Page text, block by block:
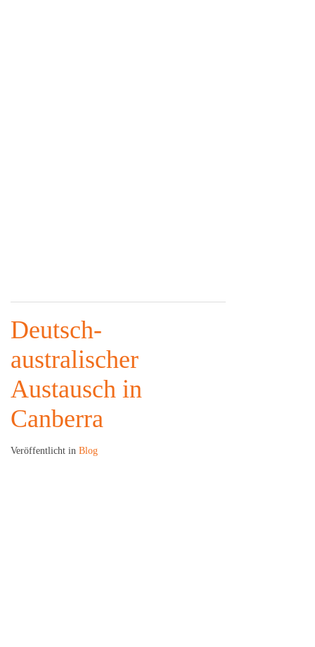
Deutsch-
australischer
Austausch in
Canberra
Veröffentlicht in Blog